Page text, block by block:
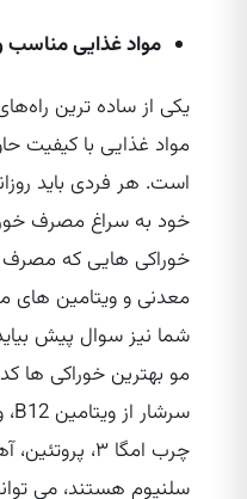
مواد غذایی مناسب
یکی از ساده‌ ترین
مواد غذایی با کیفیت
است. هر فردی باید
خود به سراغ مصرف
خوراکی هایی که مصرف
معدنی و ویتامین‌ های
شما نیز سوال پیش
مو بهترین خوراکی‌ ها
چرب امگا ۳،
سلنیوم هستند، می‌